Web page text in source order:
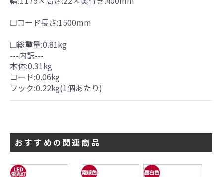
❏コード長さ:1500mm
❏総重量:0.81kg
---内訳---
本体:0.31kg
コード:0.06kg
フック:0.22kg(1個あたり)
おすすめの関連商品